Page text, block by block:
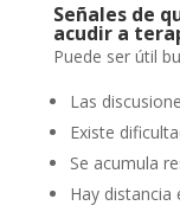
Señales de
acudir a
Puede ser útil
Las
Existe
Se acumula
Hay distancia